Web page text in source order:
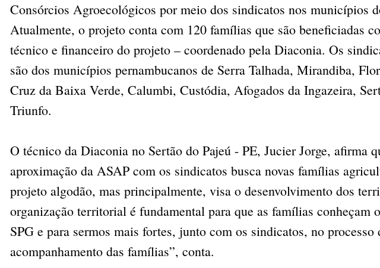
Consórcios Agroecológicos por meio dos sindicatos nos municípios
Atualmente, o projeto conta com 120 famílias que são beneficiadas
técnico e financeiro do projeto – coordenado pela Diaconia. Os
são dos municípios pernambucanos de Serra Talhada, Mirandiba,
Cruz da Baixa Verde, Calumbi, Custódia, Afogados da Ingazeira,
Triunfo.
O técnico da Diaconia no Sertão do Pajeú - PE, Jucier Jorge, afirma
aproximação da ASAP com os sindicatos busca novas famílias
projeto algodão, mas principalmente, visa o desenvolvimento dos
organização territorial é fundamental para que as famílias conheçam
SPG e para sermos mais fortes, junto com os sindicatos, no processo
acompanhamento das famílias”, conta.